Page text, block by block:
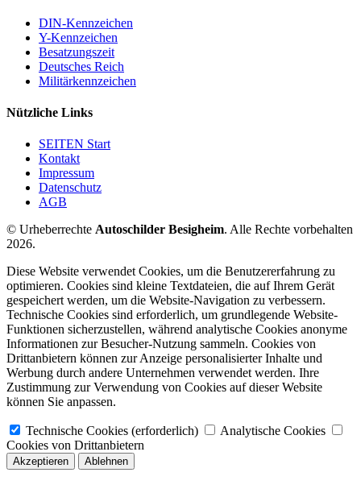
DIN-Kennzeichen
Y-Kennzeichen
Besatzungszeit
Deutsches Reich
Militärkennzeichen
Nützliche Links
SEITEN Start
Kontakt
Impressum
Datenschutz
AGB
© Urheberrechte Autoschilder Besigheim. Alle Rechte vorbehalten
2026.
Diese Website verwendet Cookies, um die Benutzererfahrung zu
optimieren. Cookies sind kleine Textdateien, die auf Ihrem Gerät
gespeichert werden, um die Website-Navigation zu verbessern.
Technische Cookies sind erforderlich, um grundlegende Website-
Funktionen sicherzustellen, während analytische Cookies anonyme
Informationen zur Besucher-Nutzung sammeln. Cookies von
Drittanbietern können zur Anzeige personalisierter Inhalte und
Werbung durch andere Unternehmen verwendet werden. Ihre
Zustimmung zur Verwendung von Cookies auf dieser Website
können Sie anpassen.
Technische Cookies (erforderlich)
Analytische Cookies
Cookies von Drittanbietern
Akzeptieren Ablehnen